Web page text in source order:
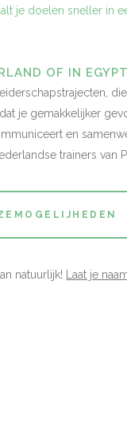
je doelen sneller in
OF IN
je gemakkelijker
en
trainers van
natuurlijk! Laat je